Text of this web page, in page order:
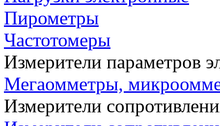
Пирометры
Частотомеры
Измерители параметров
Мегаомметры,
Измерители